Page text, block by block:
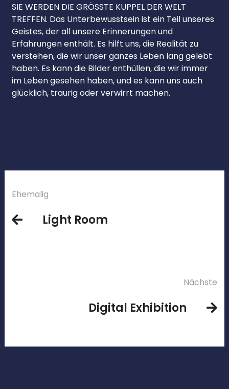
SIE WERDEN DIE GRÖSSTE KUPPEL DER WELT
TREFFEN. Das Unterbewusstsein ist ein Teil unseres
Geistes, der all unsere Erinnerungen und
Erfahrungen enthält. Es hilft uns, die Realität zu
verstehen, die wir unser ganzes Leben lang gelebt
haben. Es kann die Bilder enthüllen, die wir immer
im Leben gesehen haben, und es kann uns auch
glücklich, traurig oder verwirrt machen.
Ehemalig
Light Room
Nächste
Digital Exhibition